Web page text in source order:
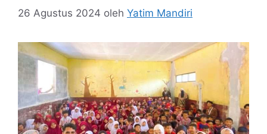
26 Agustus 2024 oleh Yatim Mandiri